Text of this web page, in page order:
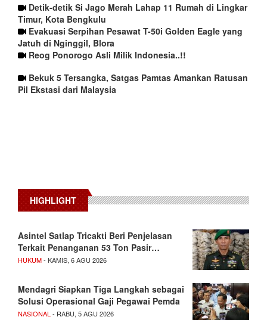
Detik-detik Si Jago Merah Lahap 11 Rumah di Lingkar
Timur, Kota Bengkulu
Evakuasi Serpihan Pesawat T-50i Golden Eagle yang
Jatuh di Nginggil, Blora
Reog Ponorogo Asli Milik Indonesia..!!
Bekuk 5 Tersangka, Satgas Pamtas Amankan Ratusan
Pil Ekstasi dari Malaysia
HIGHLIGHT
Asintel Satlap Tricakti Beri Penjelasan
Terkait Penanganan 53 Ton Pasir…
HUKUM- KAMIS, 6 AGU 2026
Mendagri Siapkan Tiga Langkah sebagai
Solusi Operasional Gaji Pegawai Pemda
NASIONAL - RABU, 5 AGU 2026